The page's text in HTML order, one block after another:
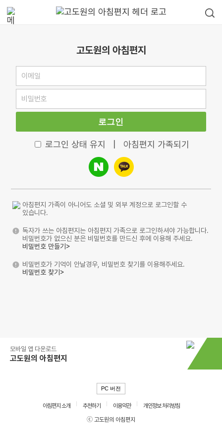
고도원의 아침편지
로그인
로그인 상태 유지 아침편지 가족되기
아침편지 가족이 아니어도 소셜 및 외부 계정으로 로그인할 수
있습니다.
독자가 쓰는 아침편지는 아침편지 가족으로 로그인하셔야 가능합니다.
비밀번호가 없으신 분은 비밀번호를 만드신 후에 이용해 주세요.
비밀번호 만들기>
비밀번호가 기억이 안날경우, 비밀번호 찾기를 이용해주세요.
비밀번호 찾기>
모바일 앱 다운로드
고도원의 아침편지
PC 버전
아침편지 소개 추천하기 이용약관
개인정보 처리방침
ⓒ 고도원의 아침편지